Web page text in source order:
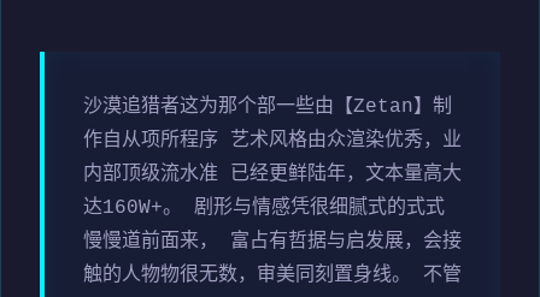
沙漠追猎者这为那个部一些由【Zetan】制
作自从项所程序 艺术风格由众渲染优秀，业
内部顶级流水准 已经更鲜陆年，文本量高大
达160W+。 剧形与情感凭很细腻式的式式
慢慢道前面来， 富占有哲据与启发展，会接
触的人物物很无数，审美同刻置身线。 不管